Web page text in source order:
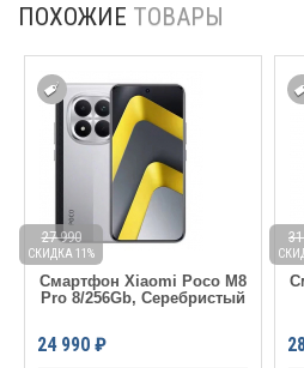
ПОХОЖИЕ ТОВАРЫ
Смартфон Xiaomi Poco M8
Pro 8/256Gb, Серебристый
24 990 ₽
27 990
СКИДКА 11%